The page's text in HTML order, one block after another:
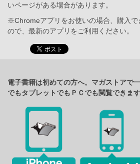
いページがある場合があります。
※Chromeアプリをお使いの場合、購入で
ので、最新のアプリをご利用ください。
電子書籍は初めての方へ。マガストアで
でもタブレットでもＰＣでも閲覧できます